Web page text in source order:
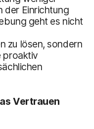
der Einrichtung
geht es nicht
zu lösen, sondern
proaktiv
Vertrauen